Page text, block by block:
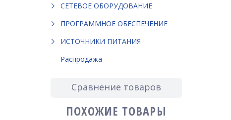
СЕТЕВОЕ ОБОРУДОВАНИЕ
ПРОГРАММНОЕ ОБЕСПЕЧЕНИЕ
ИСТОЧНИКИ ПИТАНИЯ
Распродажа
Сравнение товаров
ПОХОЖИЕ ТОВАРЫ